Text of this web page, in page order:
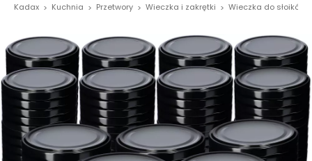
Kadax > Kuchnia > Przetwory > Wieczka i zakrętki > Wieczka do słoików